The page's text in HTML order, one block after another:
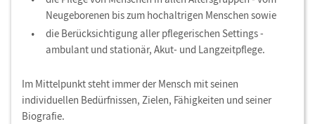
Neugeborenen bis zum hochaltrigen Menschen sowie
die Berücksichtigung aller pflegerischen Settings -
ambulant und stationär, Akut- und Langzeitpflege.
Im Mittelpunkt steht immer der Mensch mit seinen
individuellen Bedürfnissen, Zielen, Fähigkeiten und seiner
Biografie.